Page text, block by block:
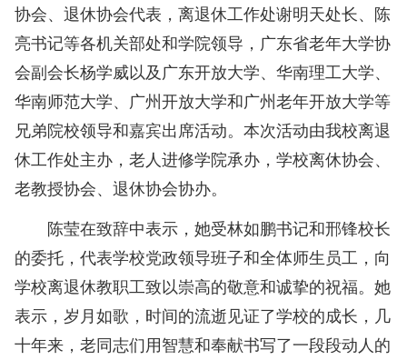
协会、退休协会代表，离退休工作处谢明天处长、陈
亮书记等各机关部处和学院领导，广东省老年大学协
会副会长杨学威以及广东开放大学、华南理工大学、
华南师范大学、广州开放大学和广州老年开放大学等
兄弟院校领导和嘉宾出席活动。本次活动由我校离退
休工作处主办，老人进修学院承办，学校离休协会、
老教授协会、退休协会协办。
陈莹在致辞中表示，她受林如鹏书记和邢锋校长
的委托，代表学校党政领导班子和全体师生员工，向
学校离退休教职工致以崇高的敬意和诚挚的祝福。她
表示，岁月如歌，时间的流逝见证了学校的成长，几
十年来，老同志们用智慧和奉献书写了一段段动人的